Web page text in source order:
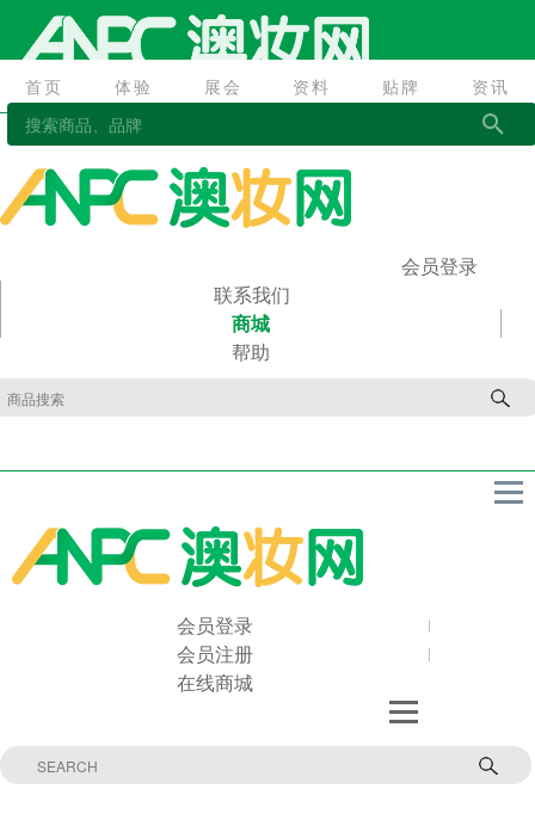
首页 体验 展会 资料 贴牌 资讯
首页 体验 展会 资料
会员登录
联系我们
商城
帮助
会员登录
会员注册
在线商城